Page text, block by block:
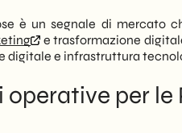
è un segnale di mercato
e trasformazione
digitale e infrastruttura
operative per